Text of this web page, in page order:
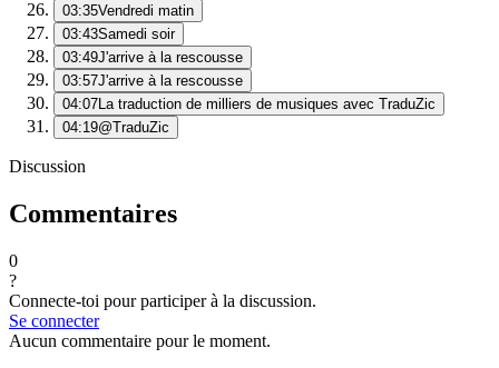
03:35Vendredi matin
03:43Samedi soir
03:49J'arrive à la rescousse
03:57J'arrive à la rescousse
04:07La traduction de milliers de musiques avec TraduZic
04:19@TraduZic
Discussion
Commentaires
0
?
Connecte-toi pour participer à la discussion.
Se connecter
Aucun commentaire pour le moment.